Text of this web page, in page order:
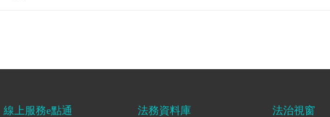
線上服務e點通 法務資料庫 法治視窗